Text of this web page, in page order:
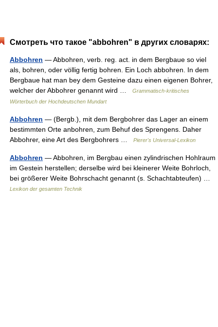
Смотреть что такое "abbohren" в других словарях:
Abbohren — Abbohren, verb. reg. act. in dem Bergbaue so viel
als, bohren, oder völlig fertig bohren. Ein Loch abbohren. In dem
Bergbaue hat man bey dem Gesteine dazu einen eigenen Bohrer,
welcher der Abbohrer genannt wird …
Grammatisch-kritisches
Wörterbuch der Hochdeutschen Mundart
Abbohren — (Bergb.), mit dem Bergbohrer das Lager an einem
bestimmten Orte anbohren, zum Behuf des Sprengens. Daher
Abbohrer, eine Art des Bergbohrers …
Pierer's Universal-Lexikon
Abbohren — Abbohren, im Bergbau einen zylindrischen Hohlraum
im Gestein herstellen; derselbe wird bei kleinerer Weite Bohrloch,
bei größerer Weite Bohrschacht genannt (s. Schachtabteufen) …
Lexikon der gesamten Technik